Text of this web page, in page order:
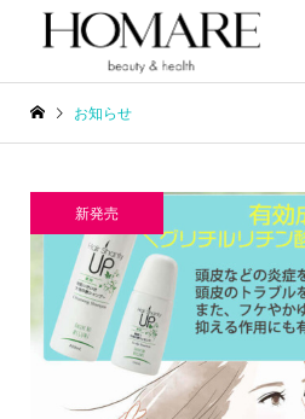
お知らせ
新発売